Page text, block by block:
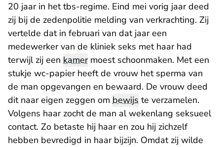
20 jaar in het tbs-regime. Eind mei vorig jaar deed
zij bij de zedenpolitie melding van verkrachting. Zij
vertelde dat in februari van dat jaar een
medewerker van de kliniek seks met haar had
terwijl zij een kamermoest schoonmaken. Met een
stukje wc-papier heeft de vrouw het sperma van
de man opgevangen en bewaard. De vrouw deed
dit naar eigen zeggen om bewijs te verzamelen.
Volgens haar zocht de man al wekenlang seksueel
contact. Zo betaste hij haar en zou hij zichzelf
hebben bevredigd in haar bijzijn. Omdat zij wilde